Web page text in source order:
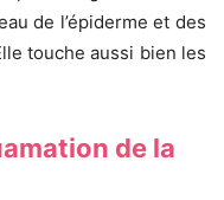
de l’épiderme et des
touche aussi bien les
de la